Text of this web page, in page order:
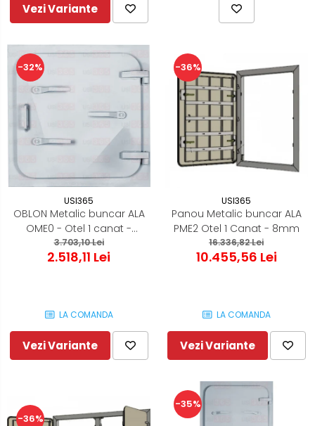
Vezi Variante
-32%
USI365
OBLON Metalic buncar ALA
OME0 - Otel 1 canat -
700x700
3.703,10 Lei
2.518,11 Lei
LA COMANDA
Vezi Variante
-36%
USI365
Panou Metalic buncar ALA
PME2 Otel 1 Canat - 8mm
16.336,82 Lei
10.455,56 Lei
LA COMANDA
Vezi Variante
-36%
-35%